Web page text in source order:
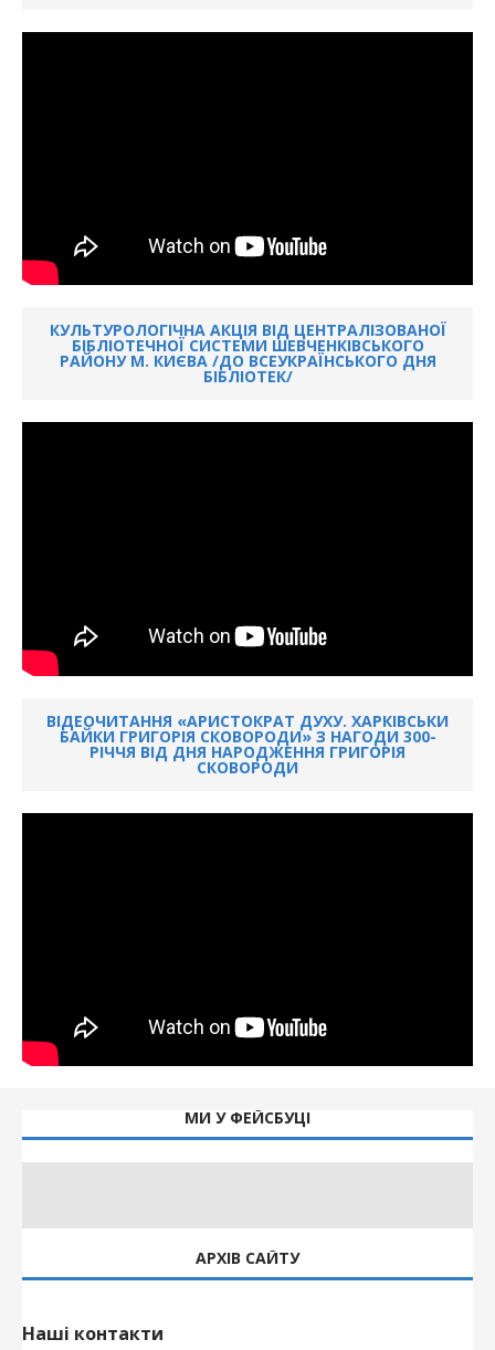
КУЛЬТУРОЛОГІЧНА АКЦІЯ ВІД ЦЕНТРАЛІЗОВАНОЇ
БІБЛІОТЕЧНОЇ СИСТЕМИ ШЕВЧЕНКІВСЬКОГО
РАЙОНУ М. КИЄВА /ДО ВСЕУКРАЇНСЬКОГО ДНЯ
БІБЛІОТЕК/
ВІДЕОЧИТАННЯ «АРИСТОКРАТ ДУХУ. ХАРКІВСЬКИ
БАЙКИ ГРИГОРІЯ СКОВОРОДИ» З НАГОДИ 300-
РІЧЧЯ ВІД ДНЯ НАРОДЖЕННЯ ГРИГОРІЯ
СКОВОРОДИ
МИ У ФЕЙСБУЦІ
АРХІВ САЙТУ
Наші контакти